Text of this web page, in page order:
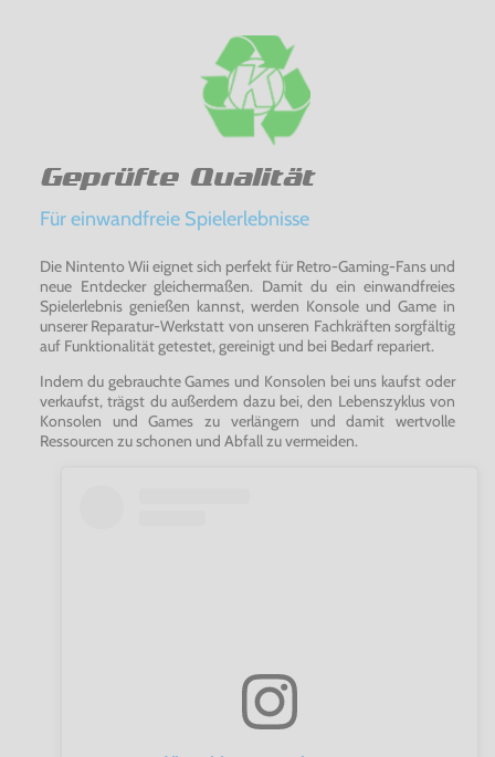
Geprüfte Qualität
Für einwandfreie Spielerlebnisse
Die Nintento Wii eignet sich perfekt für Retro-Gaming-Fans und
neue Entdecker gleichermaßen. Damit du ein einwandfreies
Spielerlebnis genießen kannst, werden Konsole und Game in
unserer Reparatur-Werkstatt von unseren Fachkräften sorgfältig
auf Funktionalität getestet, gereinigt und bei Bedarf repariert.
Indem du gebrauchte Games und Konsolen bei uns kaufst oder
verkaufst, trägst du außerdem dazu bei, den Lebenszyklus von
Konsolen und Games zu verlängern und damit wertvolle
Ressourcen zu schonen und Abfall zu vermeiden.